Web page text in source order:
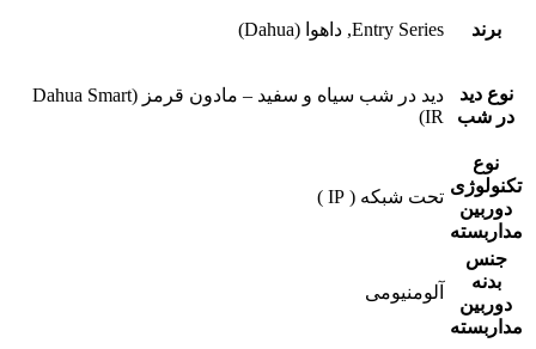
برند Entry Series, داهوا (Dahua)
نوع دید
در شب
دید در شب سیاه و سفید – مادون قرمز (Dahua Smart
IR)
نوع
تکنولوژی
دوربین
مداربسته
تحت شبکه ( IP )
جنس
بدنه
دوربین
مداربسته
آلومنیومی